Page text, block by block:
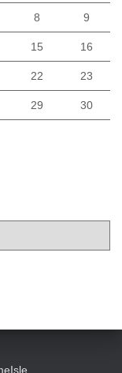
8 9
15 16
22 23
29 30